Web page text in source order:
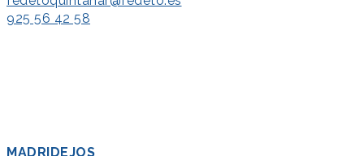
925 56 42 58
MADRIDEJOS